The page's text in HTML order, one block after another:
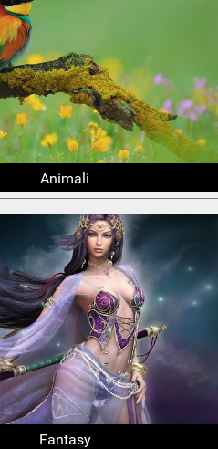
Animali
Fantasy